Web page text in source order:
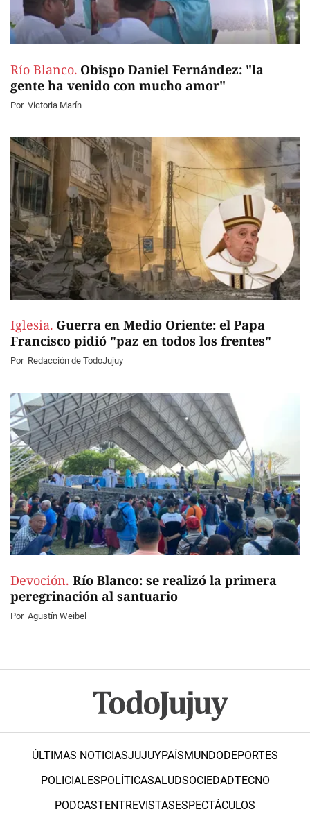
Río Blanco. Obispo Daniel Fernández: "la
gente ha venido con mucho amor"
Por Victoria Marín
Iglesia. Guerra en Medio Oriente: el Papa
Francisco pidió "paz en todos los frentes"
Por Redacción de TodoJujuy
Devoción. Río Blanco: se realizó la primera
peregrinación al santuario
Por Agustín Weibel
ÚLTIMAS NOTICIASJUJUYPAÍSMUNDODEPORTES
POLICIALESPOLÍTICASALUDSOCIEDADTECNO
PODCASTENTREVISTASESPECTÁCULOS